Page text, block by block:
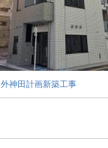
外神田計画新築工事